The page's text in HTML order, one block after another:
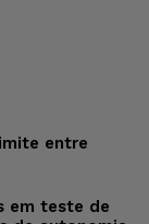
entre
em teste de